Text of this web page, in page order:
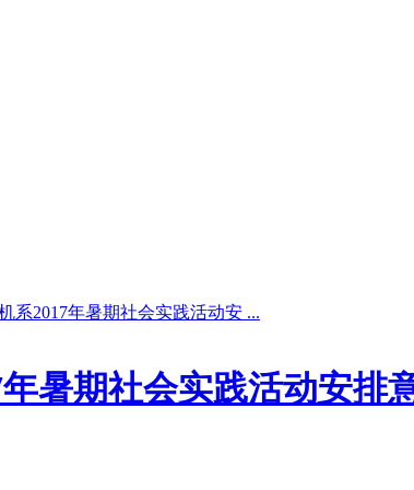
系2017年暑期社会实践活动安 ...
暑期社会实践活动安排